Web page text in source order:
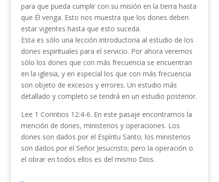
para que pueda cumplir con su misión en la tierra hasta
que Él venga. Esto nos muestra que los dones deben
estar vigentes hasta que esto suceda.
Esta es sólo una lección introductoria al estudio de los
dones espirituales para el servicio. Por ahora veremos
sólo los dones que con más frecuencia se encuentran
en la iglesia, y en especial los que con más frecuencia
son objeto de excesos y errores. Un estudio más
detallado y completo se tendrá en un estudio posterior.
Lee 1 Corintios 12:4-6. En este pasaje encontramos la
mención de dones, ministerios y operaciones. Los
dones son dados por el Espíritu Santo; los ministerios
son dados por el Señor Jesucristo; pero la operación o
el obrar en todos ellos es del mismo Dios.